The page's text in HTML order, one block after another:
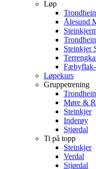
Løp
Ålesund
Steinkjer
Fæbyflak-
Løpekurs
Gruppetrening
Møre &
Steinkjer
Inderøy
Stjørdal
Ti på topp
Steinkjer
Verdal
Stjørdal